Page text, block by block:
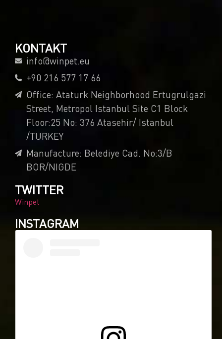
KONTAKT
info@winpet.eu
+90 216 577 17 66
Office: Ataturk Neighborhood Ertugrulgazi
Street, Metropol Istanbul Site C1 Block
Floor:25 No: 376 Atasehir/ Istanbul
/TURKEY
Manufacture: Belediye Cad. No:3/B
BOR/NIGDE
TWITTER
Winpet
INSTAGRAM